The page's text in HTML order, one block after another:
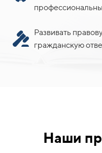
Развивать
гражданскую
Наши